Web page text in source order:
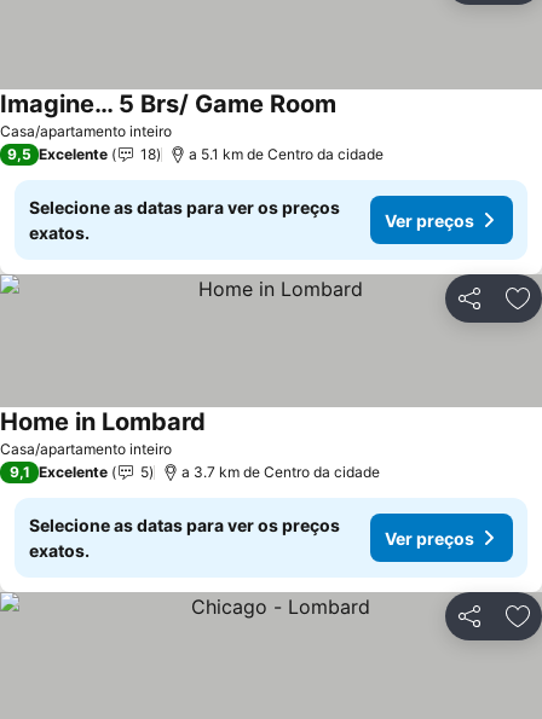
Casa/apartamento inteiro
Imagine… 5 Brs/ Game Room
9,5 Excelente 18 a 5.1 km de Centro da cidade
Selecione as datas para ver os preços
exatos.
Ver preços
Partilhar
Casa/apartamento inteiro
Home in Lombard
9,1 Excelente 5 a 3.7 km de Centro da cidade
Selecione as datas para ver os preços
exatos.
Ver preços
Partilhar